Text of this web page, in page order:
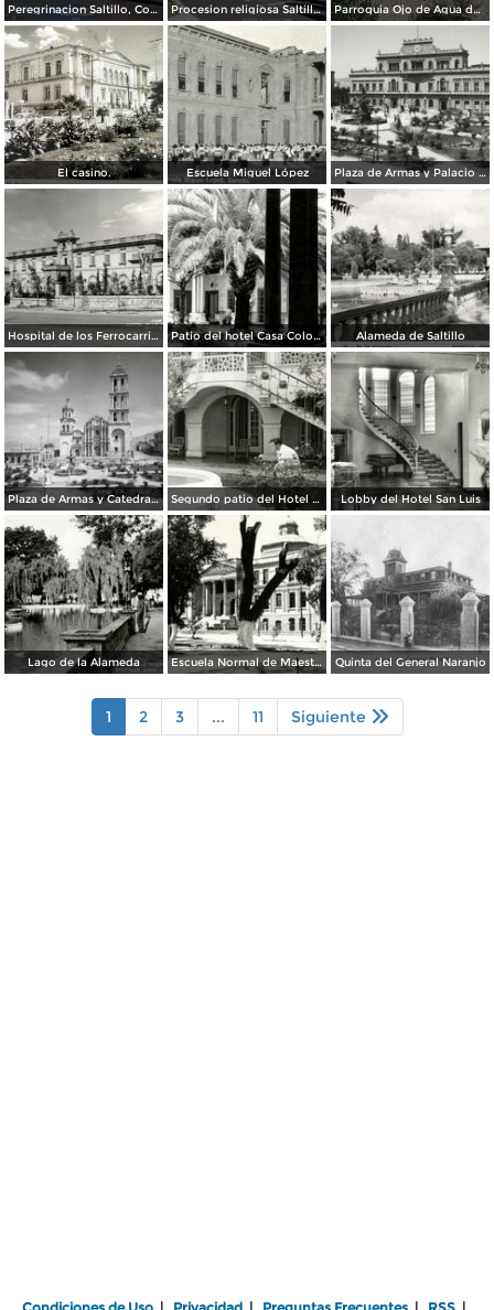
Peregrinacion Saltillo, Coahuila 1959 Procesion religiosa Saltillo, Coahuila 1959. Parroquia Ojo de Agua donde se venera el Santo Cristo Saltillo, Coahuila 1959
El casino. Escuela Miguel López Plaza de Armas y Palacio de Gobierno
Hospital de los Ferrocarriles Patio del hotel Casa Colonial Alameda de Saltillo
Plaza de Armas y Catedral de Saltillo Segundo patio del Hotel Arizpe Lobby del Hotel San Luis
Lago de la Alameda Escuela Normal de Maestros Quinta del General Naranjo
1 2 3 ... 11 Siguiente
Condiciones de Uso | Privacidad | Preguntas Frecuentes | RSS |